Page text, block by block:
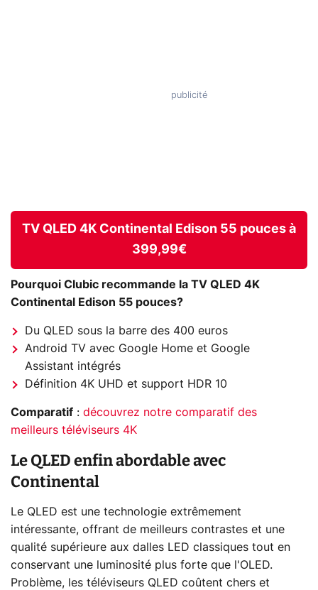
TV QLED 4K Continental Edison 55 pouces à
399,99€
Pourquoi Clubic recommande la TV QLED 4K
Continental Edison 55 pouces?
Du QLED sous la barre des 400 euros
Android TV avec Google Home et Google
Assistant intégrés
Définition 4K UHD et support HDR 10
Comparatif : découvrez notre comparatif des
meilleurs téléviseurs 4K
Le QLED enfin abordable avec
Continental
Le QLED est une technologie extrêmement
intéressante, offrant de meilleurs contrastes et une
qualité supérieure aux dalles LED classiques tout en
conservant une luminosité plus forte que l'OLED.
Problème, les téléviseurs QLED coûtent chers et